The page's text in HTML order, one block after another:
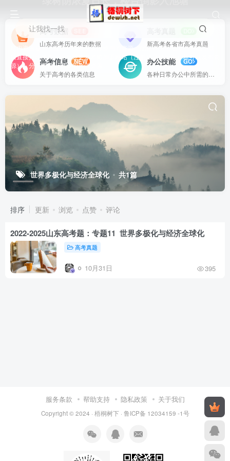
让我找一找
站内资源基本上都是一线教学实际使用的资源，配有WORD版本，可以下载
后直接打印使用。也欢迎更多老师加盟网站（注册登录成为用户就可以发布资
源），分享更好、更多的教学资源。
高考数据
山东高考历年来的数据
新高考各省市高考真题
高考信息
NEW
关于高考的各类信息
办公技能
GO
世界多极化与经济全球化 共1篇
排序 更新 浏览 点赞 评论
2022-2025山东高考题：专题11 世界多极化与经济全球化
高考真题
10月31日 395
服务条款 帮助支持 隐私政策 关于我们
Copyright © 2024 · 梧桐树下· 鲁ICP备 12034159 -1号